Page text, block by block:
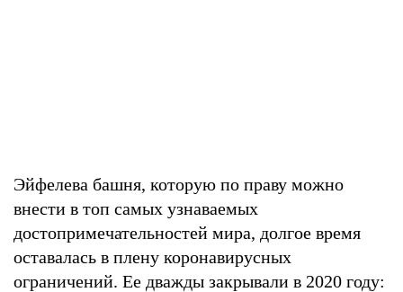
Эйфелева башня, которую по праву можно
внести в топ самых узнаваемых
достопримечательностей мира, долгое время
оставалась в плену коронавирусных
ограничений. Ее дважды закрывали в 2020 году: